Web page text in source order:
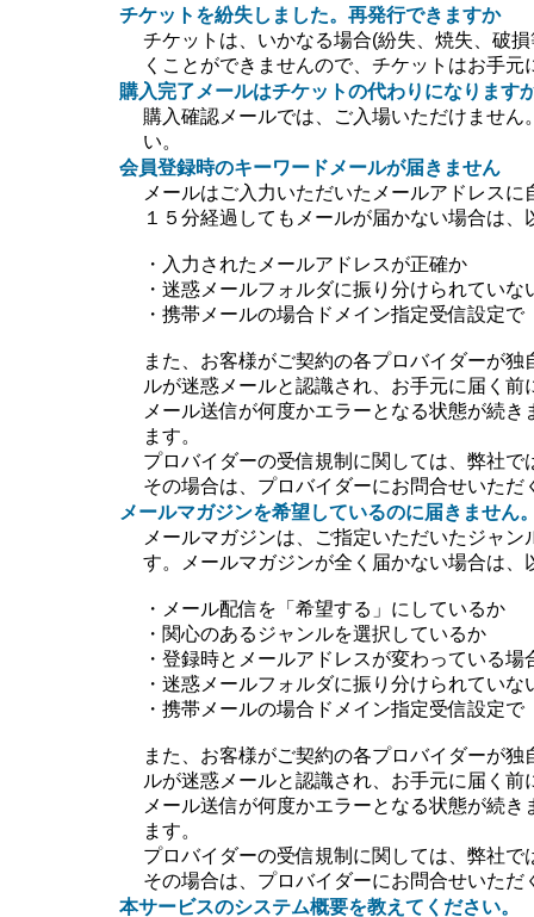
チケットを紛失しました。再発行できますか
チケットは、いかなる場合(紛失、焼失、破
くことができませんので、チケットはお手
購入完了メールはチケットの代わりになります
購入確認メールでは、ご入場いただけませ
い。
会員登録時のキーワードメールが届きません
メールはご入力いただいたメールアドレス
１５分経過してもメールが届かない場合は
・入力されたメールアドレスが正確か
・迷惑メールフォルダに振り分けられていな
・携帯メールの場合ドメイン指定受信設定
また、お客様がご契約の各プロバイダーが
ルが迷惑メールと認識され、お手元に届く
メール送信が何度かエラーとなる状態が続
ます。
プロバイダーの受信規制に関しては、弊社で
その場合は、プロバイダーにお問合せいた
メールマガジンを希望しているのに届きません
メールマガジンは、ご指定いただいたジャ
す。メールマガジンが全く届かない場合は、
・メール配信を「希望する」にしているか
・関心のあるジャンルを選択しているか
・登録時とメールアドレスが変わっている
・迷惑メールフォルダに振り分けられていな
・携帯メールの場合ドメイン指定受信設定
また、お客様がご契約の各プロバイダーが
ルが迷惑メールと認識され、お手元に届く
メール送信が何度かエラーとなる状態が続
ます。
プロバイダーの受信規制に関しては、弊社で
その場合は、プロバイダーにお問合せいた
本サービスのシステム概要を教えてください。